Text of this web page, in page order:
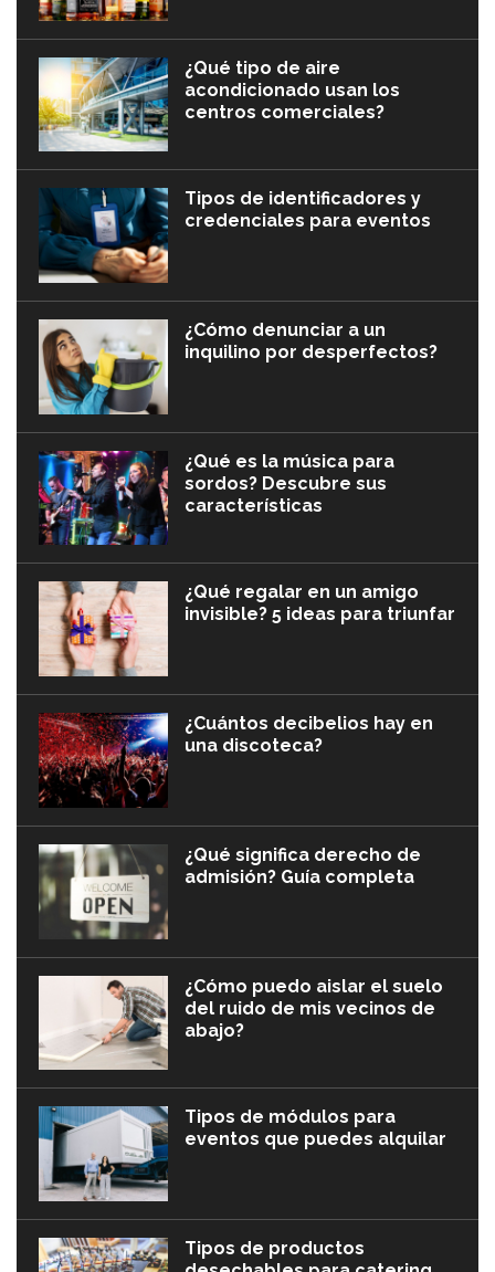
¿Qué tipo de aire
acondicionado usan los
centros comerciales?
Tipos de identificadores y
credenciales para eventos
¿Cómo denunciar a un
inquilino por desperfectos?
¿Qué es la música para
sordos? Descubre sus
características
¿Qué regalar en un amigo
invisible? 5 ideas para triunfar
¿Cuántos decibelios hay en
una discoteca?
¿Qué significa derecho de
admisión? Guía completa
¿Cómo puedo aislar el suelo
del ruido de mis vecinos de
abajo?
Tipos de módulos para
eventos que puedes alquilar
Tipos de productos